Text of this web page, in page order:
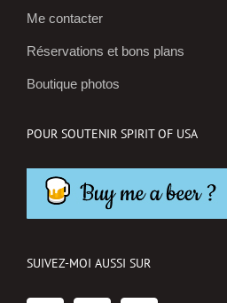
Me contacter
Réservations et bons plans
Boutique photos
POUR SOUTENIR SPIRIT OF USA
SUIVEZ-MOI AUSSI SUR